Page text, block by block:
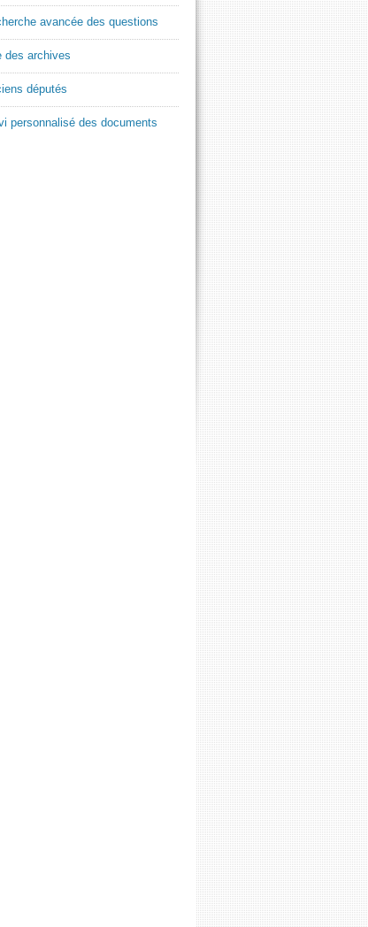
avancée des questions
des archives
députés
personnalisé des documents